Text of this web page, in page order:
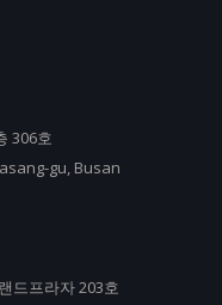
306호
gu, Busan
드프라자 203호